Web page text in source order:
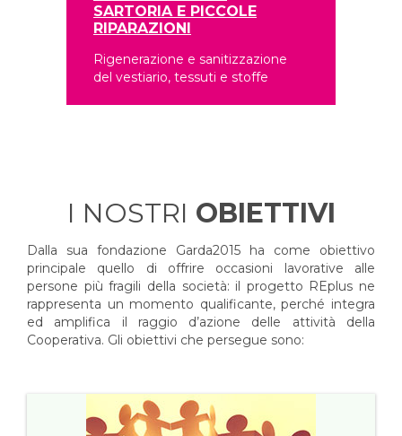
SARTORIA E PICCOLE
RIPARAZIONI
Rigenerazione e sanitizzazione
del vestiario, tessuti e stoffe
I NOSTRI OBIETTIVI
Dalla sua fondazione Garda2015 ha come obiettivo
principale quello di offrire occasioni lavorative alle
persone più fragili della società: il progetto REplus ne
rappresenta un momento qualificante, perché integra
ed amplifica il raggio d’azione delle attività della
Cooperativa. Gli obiettivi che persegue sono: